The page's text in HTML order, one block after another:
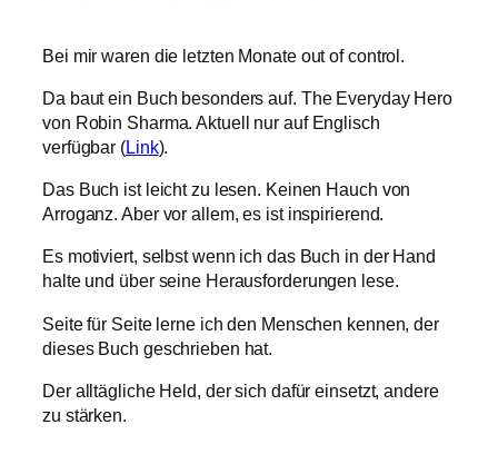
Bei mir waren die letzten Monate out of control.
Da baut ein Buch besonders auf. The Everyday Hero
von Robin Sharma. Aktuell nur auf Englisch
verfügbar (Link).
Das Buch ist leicht zu lesen. Keinen Hauch von
Arroganz. Aber vor allem, es ist inspirierend.
Es motiviert, selbst wenn ich das Buch in der Hand
halte und über seine Herausforderungen lese.
Seite für Seite lerne ich den Menschen kennen, der
dieses Buch geschrieben hat.
Der alltägliche Held, der sich dafür einsetzt, andere
zu stärken.